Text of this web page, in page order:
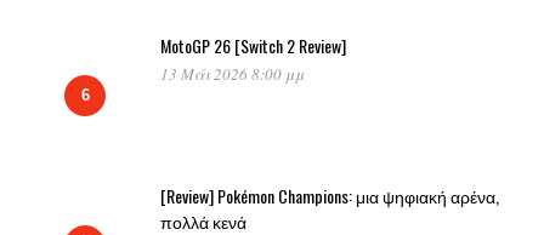
6
MotoGP 26 [Switch 2 Review]
13 Μάι 2026 8:00 μμ
[Review] Pokémon Champions: μια ψηφιακή αρένα,
πολλά κενά